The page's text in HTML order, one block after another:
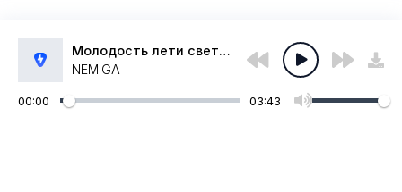
Молодость лети светлой птицей
NEMIGA
00:00 03:43